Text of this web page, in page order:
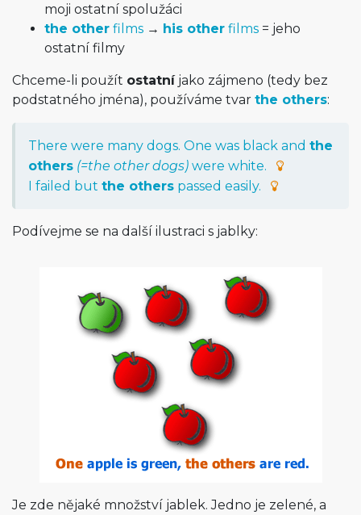
moji ostatní spolužáci
the other films → his other films = jeho
ostatní filmy
Chceme-li použít ostatníjako zájmeno (tedy bez
podstatného jména), používáme tvar the others:
There were many dogs. One was black and the
others (=the other dogs) were white.
I failed but the others passed easily.
Podívejme se na další ilustraci s jablky:
Je zde nějaké množství jablek. Jedno je zelené, a